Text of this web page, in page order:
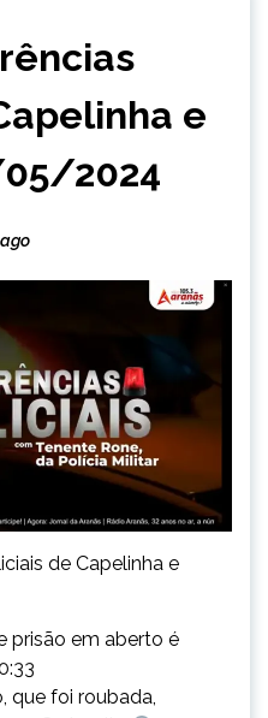
e
2024
de Capelinha e
prisão em aberto é
que foi roubada,